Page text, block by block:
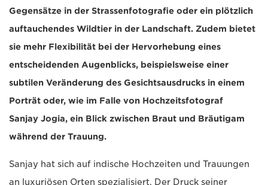
Gegensätze in der Strassenfotografie oder ein plötzlich
auftauchendes Wildtier in der Landschaft. Zudem bietet
sie mehr Flexibilität bei der Hervorhebung eines
entscheidenden Augenblicks, beispielsweise einer
subtilen Veränderung des Gesichtsausdrucks in einem
Porträt oder, wie im Falle von Hochzeitsfotograf
Sanjay Jogia, ein Blick zwischen Braut und Bräutigam
während der Trauung.
Sanjay hat sich auf indische Hochzeiten und Trauungen
an luxuriösen Orten spezialisiert. Der Druck seiner